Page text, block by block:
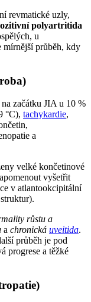
revmatické uzly,
polyartritida
u
mírnější průběh, kdy
začátku JIA u 10 %
°C), tachykardie,
a
velké končetinové
vyšetřit
v atlantookcipitální
růstu a
a chronická uveitida.
průběh je pod
progrese a těžké